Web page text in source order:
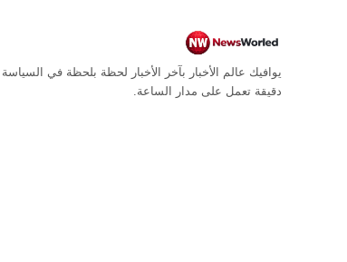
يوافيك عالم الأخبار بآخر الأخبار لحظة بلحظة في السياسة
دقيقة تعمل على مدار الساعة.